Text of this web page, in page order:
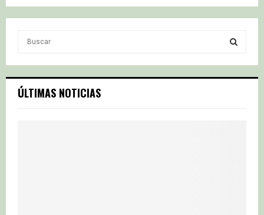
c
h
S
ÚLTIMAS NOTICIAS